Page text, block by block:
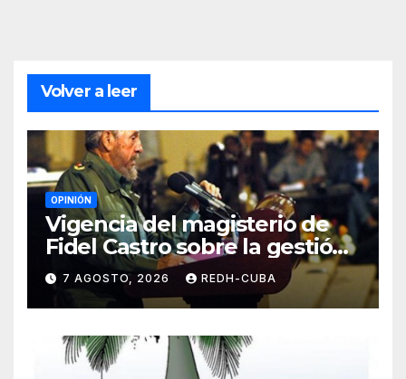
Volver a leer
OPINIÓN
Vigencia del magisterio de
Fidel Castro sobre la gestión
del liderazgo revolucionario.
Por Jorge Luís Guach Estévez
7 AGOSTO, 2026 REDH-CUBA